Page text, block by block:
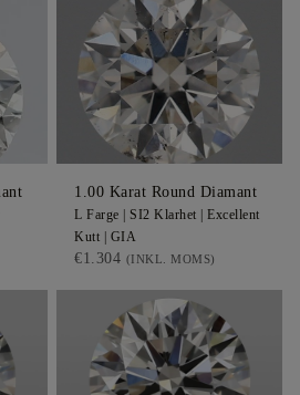
1.00 Karat Round Diamant
L Farge | SI2 Klarhet | Excellent
Kutt | GIA
€1.304 (INKL. MOMS)